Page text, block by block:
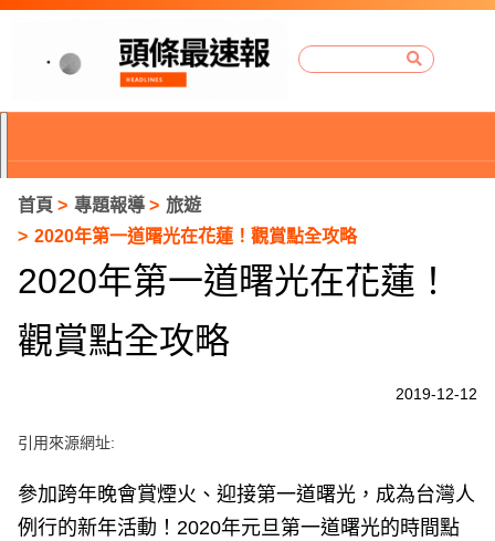
首頁 專題報導
旅遊
2020年第一道曙光在花蓮！觀賞點全攻略
2020年第一道曙光在花蓮！
觀賞點全攻略
2019-12-12
引用來源網址:
參加跨年晚會賞煙火、迎接第一道曙光，成為台灣人
例行的新年活動！2020年元旦第一道曙光的時間點